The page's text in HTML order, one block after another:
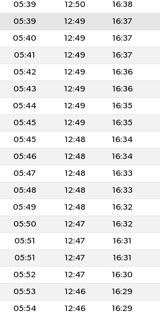
05:39 12:50 16:38
05:39 12:49 16:37
05:40 12:49 16:37
05:41 12:49 16:37
05:42 12:49 16:36
05:43 12:49 16:36
05:44 12:49 16:35
05:45 12:49 16:35
05:45 12:48 16:34
05:46 12:48 16:34
05:47 12:48 16:33
05:48 12:48 16:33
05:49 12:48 16:32
05:50 12:47 16:32
05:51 12:47 16:31
05:51 12:47 16:31
05:52 12:47 16:30
05:53 12:46 16:29
05:54 12:46 16:29